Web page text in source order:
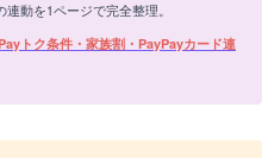
動を1ページで完全整理。
トク条件・家族割・PayPayカード連